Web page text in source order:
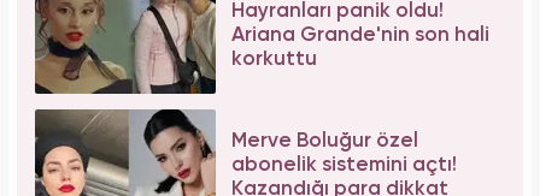
Hayranları panik oldu!
Ariana Grande'nin son hali
korkuttu
Merve Boluğur özel
abonelik sistemini açtı!
Kazandığı para dikkat